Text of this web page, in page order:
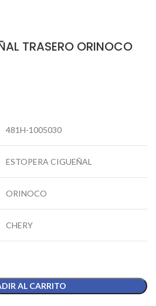
TRASERO ORINOCO
481H-1005030
ESTOPERA CIGUEÑAL
ORINOCO
CHERY
AL CARRITO